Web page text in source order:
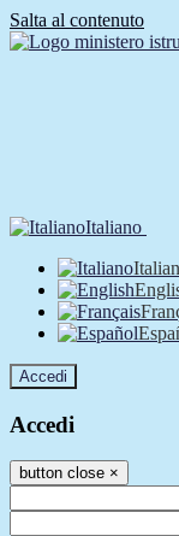
Salta al contenuto
Italiano
Accedi
Accedi
button close ×